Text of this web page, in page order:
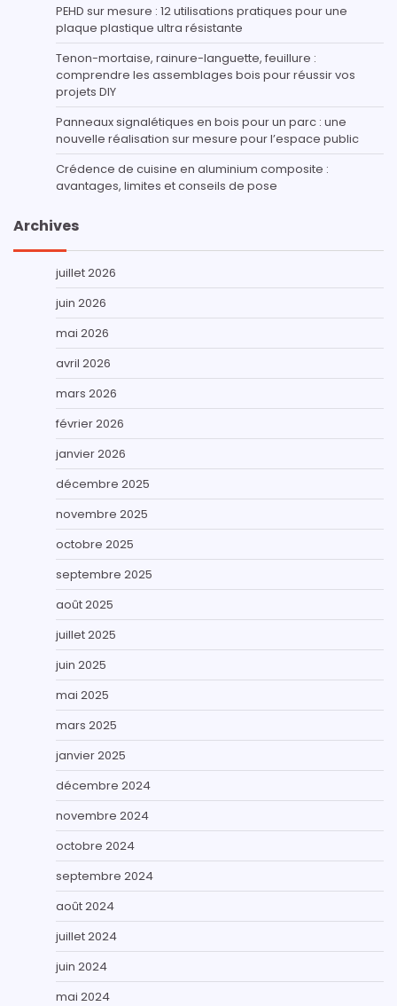
PEHD sur mesure : 12 utilisations pratiques pour une
plaque plastique ultra résistante
Tenon-mortaise, rainure-languette, feuillure :
comprendre les assemblages bois pour réussir vos
projets DIY
Panneaux signalétiques en bois pour un parc : une
nouvelle réalisation sur mesure pour l’espace public
Crédence de cuisine en aluminium composite :
avantages, limites et conseils de pose
Archives
juillet 2026
juin 2026
mai 2026
avril 2026
mars 2026
février 2026
janvier 2026
décembre 2025
novembre 2025
octobre 2025
septembre 2025
août 2025
juillet 2025
juin 2025
mai 2025
mars 2025
janvier 2025
décembre 2024
novembre 2024
octobre 2024
septembre 2024
août 2024
juillet 2024
juin 2024
mai 2024